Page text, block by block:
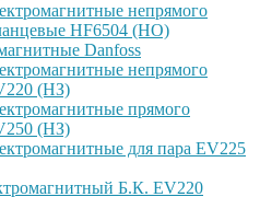
непрямого
HF6504 (НО)
Danfoss
непрямого
(НЗ)
прямого
(НЗ)
для пара EV225
Б.К. EV220